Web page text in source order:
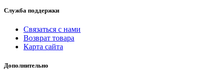
Служба поддержки
Связаться с нами
Возврат товара
Карта сайта
Дополнительно